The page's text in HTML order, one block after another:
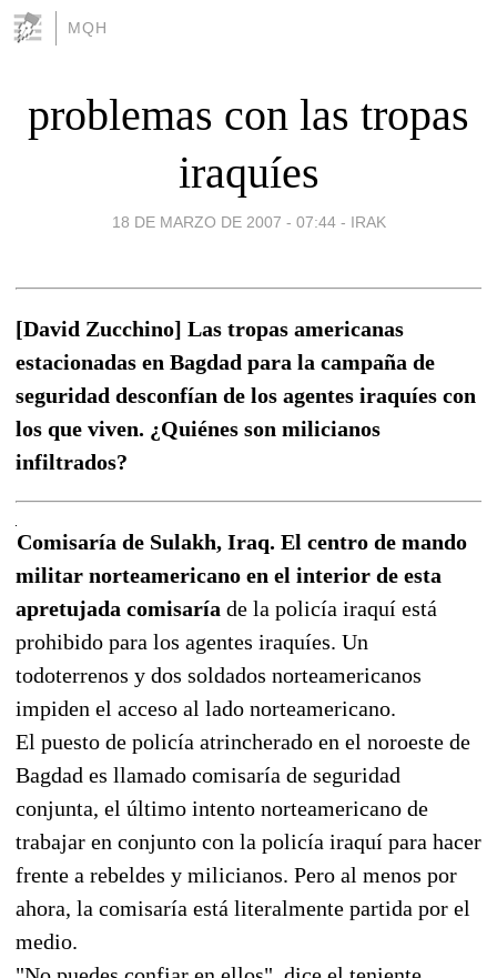
MQH
problemas con las tropas
iraquíes
18 DE MARZO DE 2007 - 07:44 - IRAK
[David Zucchino] Las tropas americanas
estacionadas en Bagdad para la campaña de
seguridad desconfían de los agentes iraquíes con
los que viven. ¿Quiénes son milicianos
infiltrados?
Comisaría de Sulakh, Iraq. El centro de mando
militar norteamericano en el interior de esta
apretujada comisaría de la policía iraquí está
prohibido para los agentes iraquíes. Un
todoterrenos y dos soldados norteamericanos
impiden el acceso al lado norteamericano.
El puesto de policía atrincherado en el noroeste de
Bagdad es llamado comisaría de seguridad
conjunta, el último intento norteamericano de
trabajar en conjunto con la policía iraquí para hacer
frente a rebeldes y milicianos. Pero al menos por
ahora, la comisaría está literalmente partida por el
medio.